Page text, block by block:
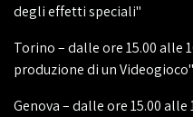
degli effetti speciali"
Torino – dalle ore 15.00 alle
produzione di un Videogioco"
Genova – dalle ore 15.00